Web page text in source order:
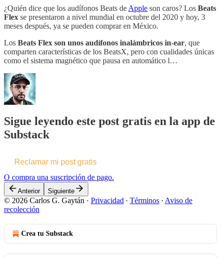
¿Quién dice que los audífonos Beats de Apple son caros? Los Beats
Flex se presentaron a nivel mundial en octubre del 2020 y hoy, 3
meses después, ya se pueden comprar en México.
Los Beats Flex son unos audífonos inalámbricos in-ear, que
comparten características de los BeatsX, pero con cualidades únicas
como el sistema magnético que pausa en automático l…
Sigue leyendo este post gratis en la app de
Substack
Reclamar mi post gratis
O compra una suscripción de pago.
Anterior Siguiente
© 2026 Carlos G. Gaytán · Privacidad ∙ Términos ∙ Aviso de
recolección
Crea tu Substack